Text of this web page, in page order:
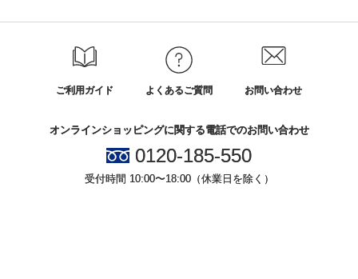
ご利用ガイド よくあるご質問 お問い合わせ
オンラインショッピングに関する電話でのお問い合わせ
0120-185-550
受付時間 10:00〜18:00（休業日を除く）